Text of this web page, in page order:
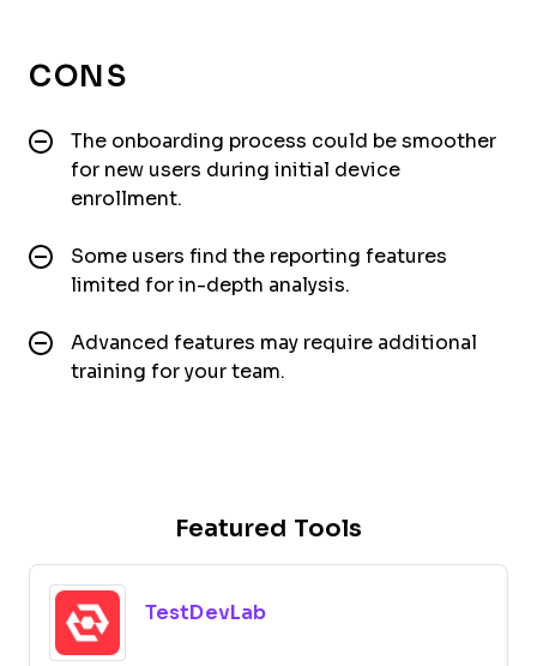
CONS
The onboarding process could be smoother
for new users during initial device
enrollment.
Some users find the reporting features
limited for in-depth analysis.
Advanced features may require additional
training for your team.
Featured Tools
TestDevLab